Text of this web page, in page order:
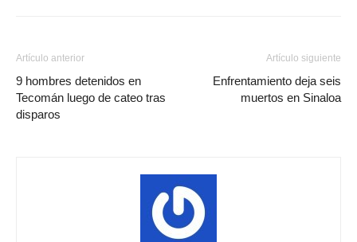
Artículo anterior
9 hombres detenidos en
Tecomán luego de cateo tras
disparos
Artículo siguiente
Enfrentamiento deja seis
muertos en Sinaloa